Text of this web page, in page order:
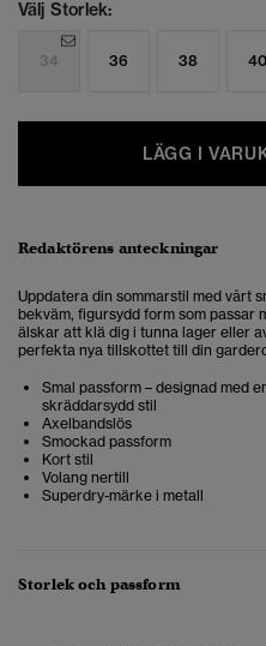
Välj Storlek:
34 36 38 40
LÄGG I
Redaktörens anteckningar
Uppdatera din sommarstil med vårt
bekväm, figursydd form som passar
älskar att klä dig i tunna lager eller
perfekta nya tillskottet till din
Smal passform – designad med
skräddarsydd stil
Axelbandslös
Smockad passform
Kort stil
Volang nertill
Superdry-märke i metall
Storlek och passform